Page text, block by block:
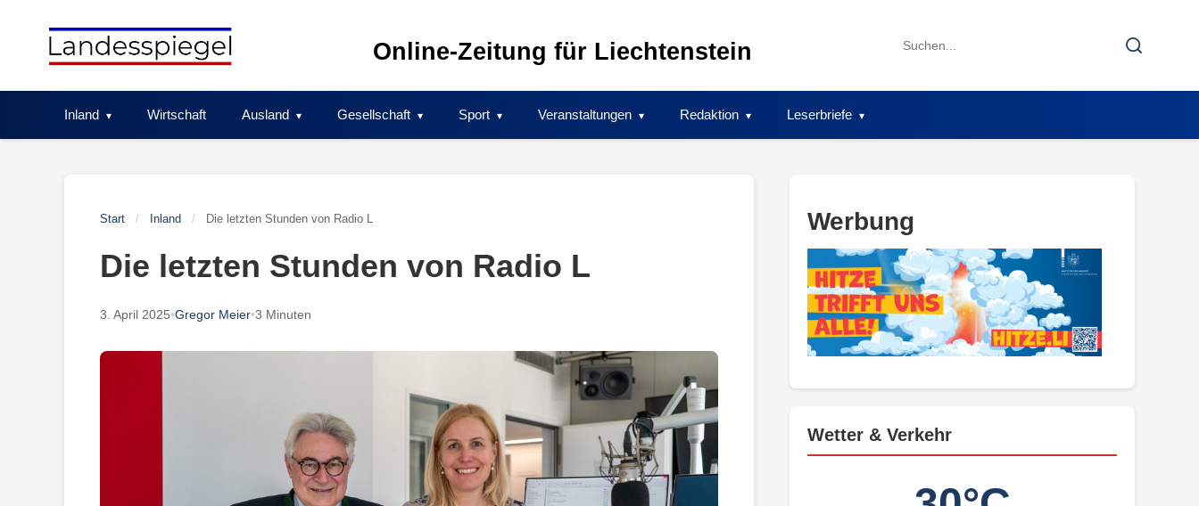
Online-Zeitung für Liechtenstein
Search
Search
Inland Wirtschaft Ausland Gesellschaft Sport Veranstaltungen Redaktion Leserbriefe
Start / Inland / Die letzten Stunden von Radio L
Die letzten Stunden von Radio L
3. April 2025•Gregor Meier•3 Minuten
Werbung
Wetter & Verkehr